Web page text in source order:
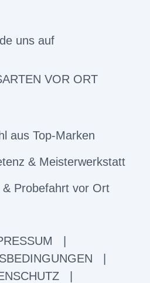
uns auf
VOR ORT
aus Top-Marken
& Meisterwerkstatt
Probefahrt vor Ort